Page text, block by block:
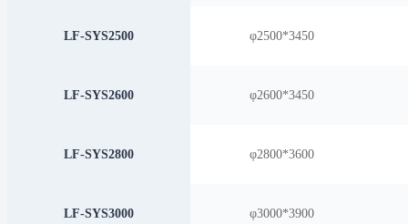
LF-SYS2500 φ2500*3450
LF-SYS2600 φ2600*3450
LF-SYS2800 φ2800*3600
LF-SYS3000 φ3000*3900